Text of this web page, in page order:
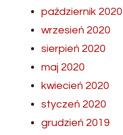
październik 2020
wrzesień 2020
sierpień 2020
maj 2020
kwiecień 2020
styczeń 2020
grudzień 2019